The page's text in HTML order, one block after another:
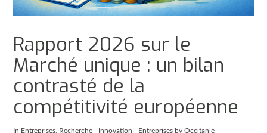
Rapport 2026 sur le
Marché unique : un bilan
contrasté de la
compétitivité européenne
In Entreprises Recherche - Innovation - Entreprises by Occitanie